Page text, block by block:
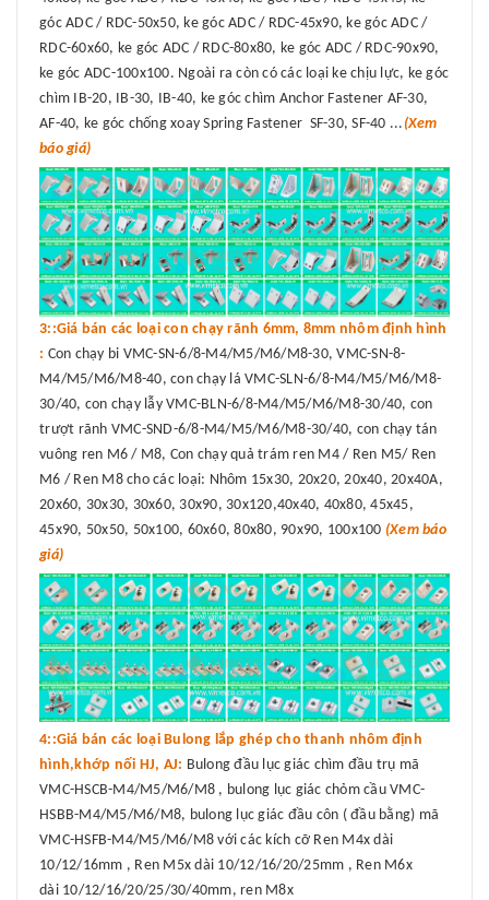
góc ADC / RDC-50x50, ke góc ADC / RDC-45x90, ke góc ADC /
RDC-60x60, ke góc ADC / RDC-80x80, ke góc ADC / RDC-90x90,
ke góc ADC-100x100. Ngoài ra còn có các loại ke chịu lực, ke góc
chìm IB-20, IB-30, IB-40, ke góc chìm Anchor Fastener AF-30,
AF-40, ke góc chống xoay Spring Fastener SF-30, SF-40 ... (Xem
báo giá)
3::Giá bán các loại con chạy rãnh 6mm, 8mm nhôm định hình
: Con chạy bi VMC-SN-6/8-M4/M5/M6/M8-30, VMC-SN-8-
M4/M5/M6/M8-40, con chạy lá VMC-SLN-6/8-M4/M5/M6/M8-
30/40, con chạy lẫy VMC-BLN-6/8-M4/M5/M6/M8-30/40, con
trượt rãnh VMC-SND-6/8-M4/M5/M6/M8-30/40, con chạy tán
vuông ren M6 / M8, Con chạy quả trám ren M4 / Ren M5/ Ren
M6 / Ren M8 cho các loại: Nhôm 15x30, 20x20, 20x40, 20x40A,
20x60, 30x30, 30x60, 30x90, 30x120,40x40, 40x80, 45x45,
45x90, 50x50, 50x100, 60x60, 80x80, 90x90, 100x100 (Xem báo
giá)
4::Giá bán các loại Bulong lắp ghép cho thanh nhôm định
hình,khớp nối HJ, AJ: Bulong đầu lục giác chìm đầu trụ mã
VMC-HSCB-M4/M5/M6/M8 , bulong lục giác chỏm cầu VMC-
HSBB-M4/M5/M6/M8, bulong lục giác đầu côn ( đầu bằng) mã
VMC-HSFB-M4/M5/M6/M8 với các kích cỡ Ren M4x dài
10/12/16mm , Ren M5x dài 10/12/16/20/25mm , Ren M6x
dài 10/12/16/20/25/30/40mm, ren M8x